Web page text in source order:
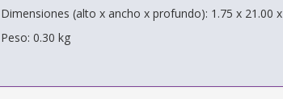
Dimensiones (alto x ancho x profundo): 1.75 x 21.00
Peso: 0.30 kg